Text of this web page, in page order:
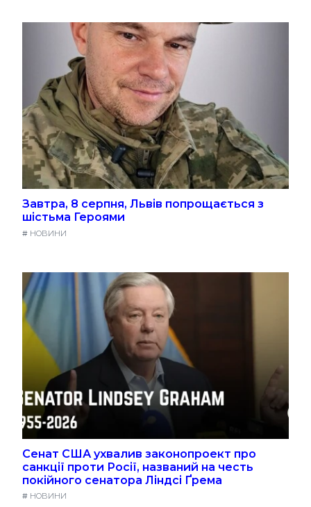
Завтра, 8 серпня, Львів попрощається з
шістьма Героями
# НОВИНИ
Сенат США ухвалив законопроект про
санкції проти Росії, названий на честь
покійного сенатора Ліндсі Ґрема
# НОВИНИ